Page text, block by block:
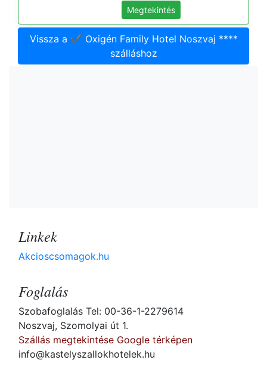
Megtekintés
Vissza a ✔️ Oxigén Family Hotel Noszvaj ****
szálláshoz
Linkek
Akcioscsomagok.hu
Foglalás
Szobafoglalás Tel: 00-36-1-2279614
Noszvaj, Szomolyai út 1.
Szállás megtekintése Google térképen
info@kastelyszallokhotelek.hu